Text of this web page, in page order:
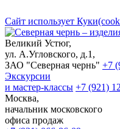
Сайт использует
Великий Устюг,
ул. А.Угловского, д.1,
ЗАО "Северная чернь" +7
Экскурсии
и мастер-классы +7 (921)
Москва,
начальник московского
офиса продаж